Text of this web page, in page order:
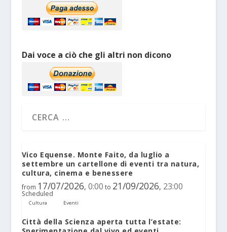
Dai voce a ciò che gli altri non dicono
Vico Equense. Monte Faito, da luglio a
settembre un cartellone di eventi tra natura,
cultura, cinema e benessere
from 17/07/2026, 0:00 to 21/09/2026, 23:00
Scheduled
Cultura Eventi
Città della Scienza aperta tutta l’estate: